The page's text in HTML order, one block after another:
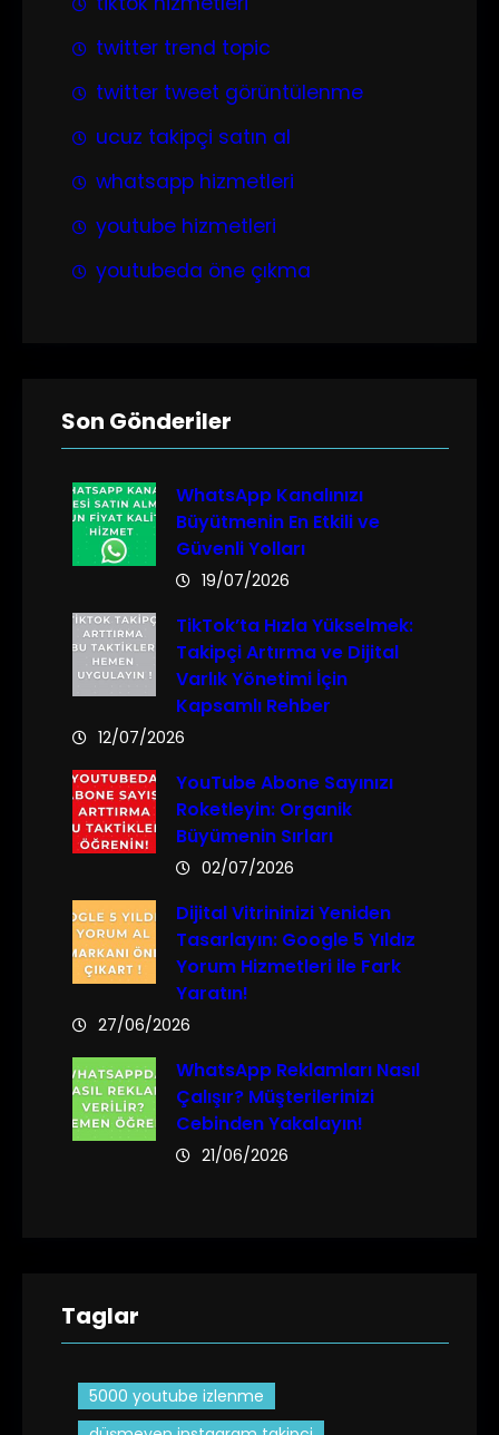
twitter trend topic
twitter tweet görüntülenme
ucuz takipçi satın al
whatsapp hizmetleri
youtube hizmetleri
youtubeda öne çıkma
Son Gönderiler
WhatsApp Kanalınızı
Büyütmenin En Etkili ve
Güvenli Yolları
19/07/2026
TikTok’ta Hızla Yükselmek:
Takipçi Artırma ve Dijital
Varlık Yönetimi İçin
Kapsamlı Rehber
12/07/2026
YouTube Abone Sayınızı
Roketleyin: Organik
Büyümenin Sırları
02/07/2026
Dijital Vitrininizi Yeniden
Tasarlayın: Google 5 Yıldız
Yorum Hizmetleri ile Fark
Yaratın!
27/06/2026
WhatsApp Reklamları Nasıl
Çalışır? Müşterilerinizi
Cebinden Yakalayın!
21/06/2026
Taglar
5000 youtube izlenme